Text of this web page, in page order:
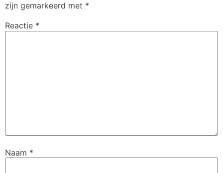
zijn gemarkeerd met *
Reactie *
Naam *